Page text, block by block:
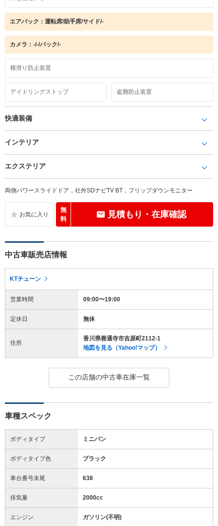
エアバック：運転席/助手席/サイド/-
カメラ：-/-/バック/-
横滑り防止装置
アイドリングストップ 盗難防止装置
快適装備
インテリア
エクステリア
両側パワースライドドア，社外SDナビTV BT，フリップダウンモニター
無
料
見積もり・在庫確認
中古車販売店情報
KTチューン
営業時間 09:00〜19:00
定休日 無休
住所
香川県善通寺市吉原町2112-1
地図を見る（Yahoo!マップ）
この店舗の中古車在庫一覧
車種スペック
ボディタイプ ミニバン
ボディタイプ色 ブラック
車台番号末尾 638
排気量 2000cc
エンジン ガソリン(不明)